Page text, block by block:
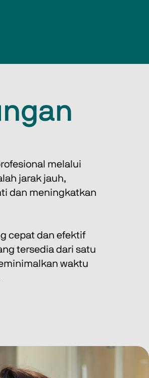
melalui
jarak jauh,
dan meningkatkan
cepat dan efektif
tersedia dari satu
waktu